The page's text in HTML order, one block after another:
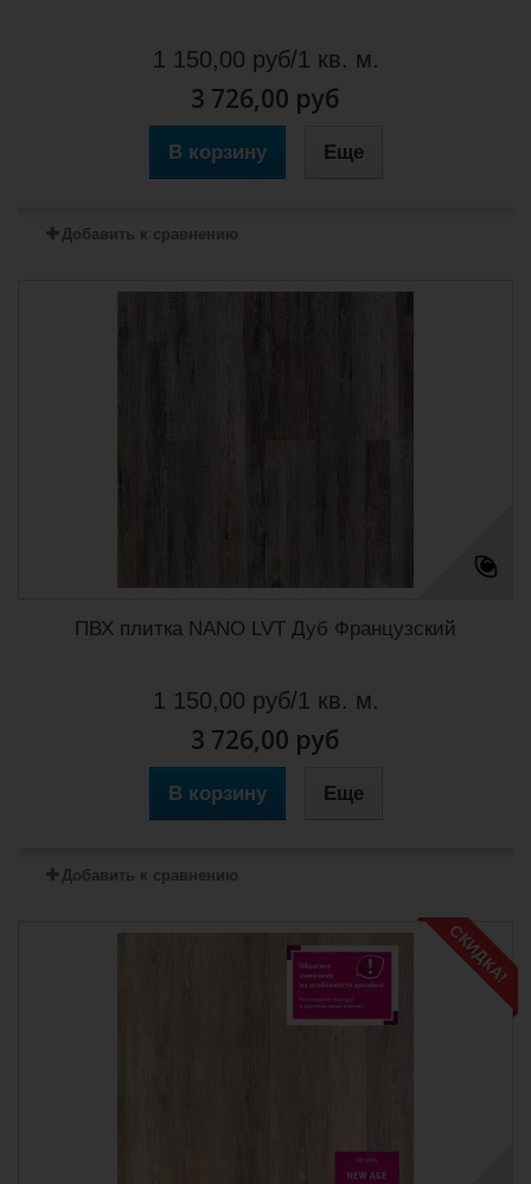
1 150,00 руб/1 кв. м.
3 726,00 руб
В корзину Еще
Добавить к сравнению
ПВХ плитка NANO LVT Дуб Французский
1 150,00 руб/1 кв. м.
3 726,00 руб
В корзину Еще
Добавить к сравнению
СКИДКА!